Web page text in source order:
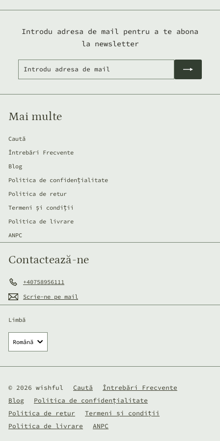
e
Introdu adresa de mail pentru a te abona
la newsletter
Abonează-
Mai multe
Caută
Întrebări Frecvente
Blog
Politica de confidențialitate
Politica de retur
Termeni și condiții
Politica de livrare
ANPC
Contactează-ne
+40758956111
Scrie-ne pe mail
Limbă
Română
© 2026 wishful Caută
Întrebări Frecvente
Blog
Politica de confidențialitate
Politica de retur
Termeni și condiții
Politica de livrare
ANPC